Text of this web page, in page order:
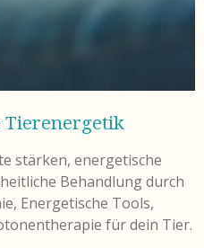
Tierenergetik
stärken, energetische
Behandlung durch
Energetische Tools,
für dein Tier.